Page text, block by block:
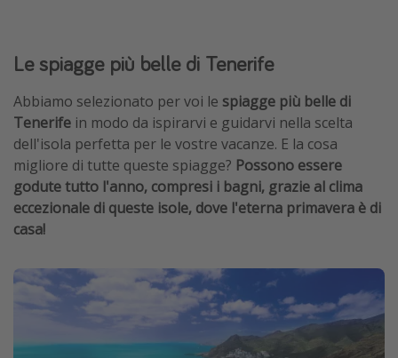
Le spiagge più belle di Tenerife
Abbiamo selezionato per voi le spiagge più belle di
Tenerife in modo da ispirarvi e guidarvi nella scelta
dell'isola perfetta per le vostre vacanze. E la cosa
migliore di tutte queste spiagge? Possono essere
godute tutto l'anno, compresi i bagni, grazie al clima
eccezionale di queste isole, dove l'eterna primavera è di
casa!